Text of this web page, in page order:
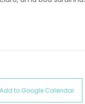
to Google Calendar